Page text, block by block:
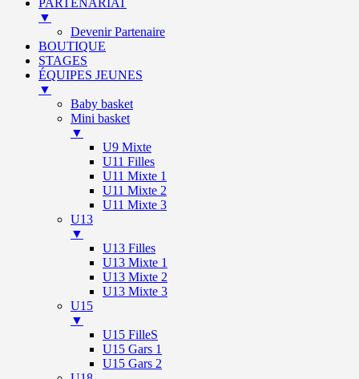
PARTENARIAT
▼
Devenir Partenaire
BOUTIQUE
STAGES
ÉQUIPES JEUNES
▼
Baby basket
Mini basket
▼
U9 Mixte
U11 Filles
U11 Mixte 1
U11 Mixte 2
U11 Mixte 3
U13
▼
U13 Filles
U13 Mixte 1
U13 Mixte 2
U13 Mixte 3
U15
▼
U15 FilleS
U15 Gars 1
U15 Gars 2